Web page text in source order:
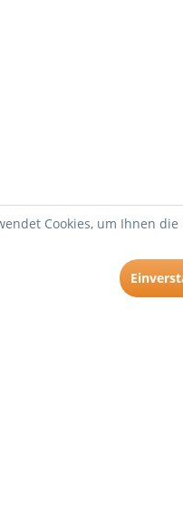
Cookies, um Ihnen